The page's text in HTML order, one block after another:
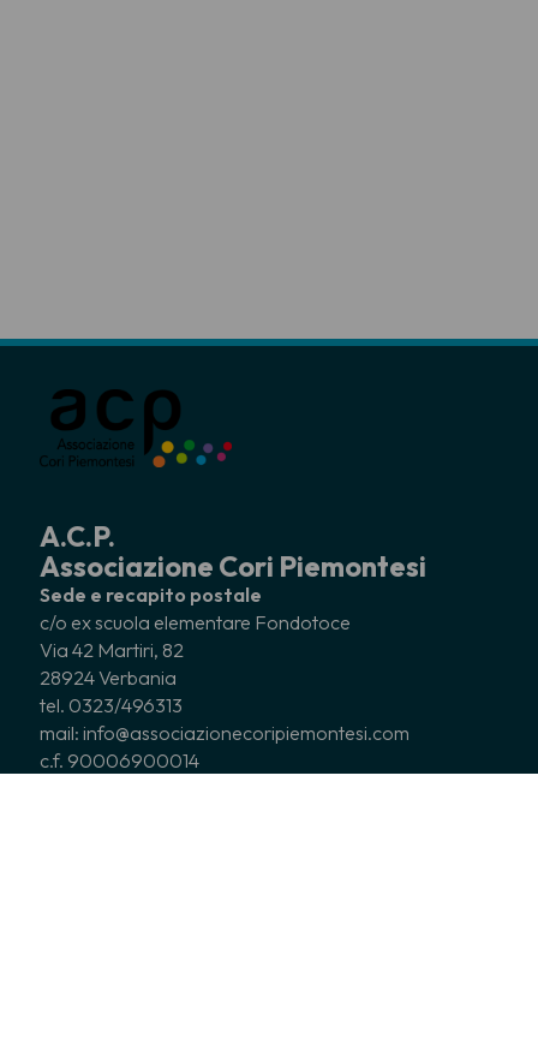
A.C.P.
Associazione Cori Piemontesi
Sede e recapito postale
c/o ex scuola elementare Fondotoce
Via 42 Martiri, 82
28924 Verbania
tel. 0323/496313
mail: info@associazionecoripiemontesi.com
c.f. 90006900014